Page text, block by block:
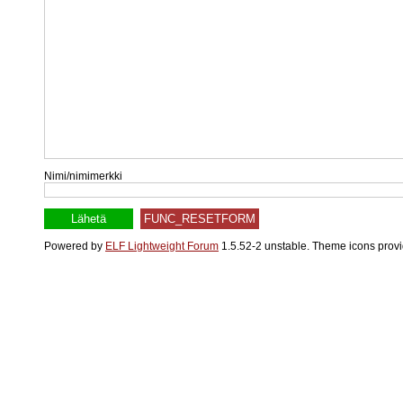
Nimi/nimimerkki
Powered by ELF Lightweight Forum 1.5.52-2 unstable. Theme icons